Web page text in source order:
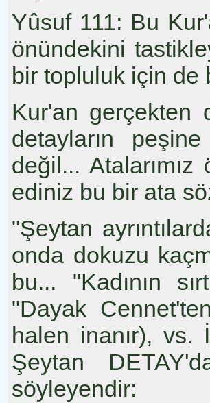
Yûsuf 111: Bu
önündekini
bir topluluk için de
Kur'an gerçekten
detayların
değil...
ediniz bu bir ata
"Şeytan
onda dokuzu
bu... "Kadının
"Dayak
halen inanır), vs.
Şeytan
söyleyendir: